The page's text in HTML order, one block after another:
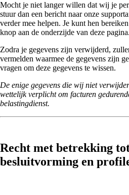
Mocht je niet langer willen dat wij je
stuur dan een bericht naar onze
verder mee helpen. Je kunt hen
knop aan de onderzijde van deze pagina.
Zodra je gegevens zijn verwijderd,
vermelden waarmee de gegevens zijn
vragen om deze gegevens te wissen.
De enige gegevens die wij niet
wettelijk verplicht om facturen
belastingdienst.
Recht met betrekking
besluitvorming en